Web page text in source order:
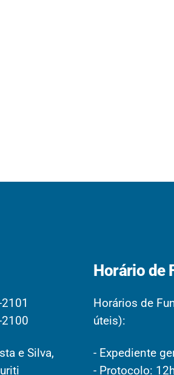
e Silva,
Horário de
Horários de
úteis):
- Expediente
- Protocolo: